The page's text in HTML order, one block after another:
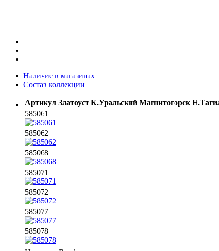
Наличие в магазинах
Состав коллекции
Артикул Златоуст К.Уральский Магнитогорск
585061
585062
585068
585071
585072
585077
585078